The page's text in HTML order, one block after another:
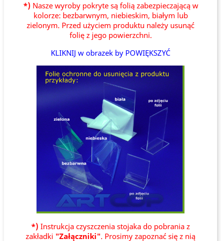
*) Nasze wyroby pokryte są folią zabezpieczającą w
kolorze: bezbarwnym, niebieskim, białym lub
zielonym. Przed użyciem produktu należy usunąć
folię z jego powierzchni.
KLIKNIJ w obrazek by POWIĘKSZYĆ
*) Instrukcja czyszczenia stojaka do pobrania z
zakładki "Załączniki". Prosimy zapoznać się z nią